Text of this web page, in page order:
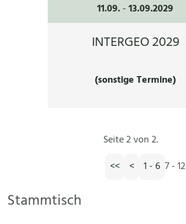
11.09.-13.09.2029
INTERGEO 2029
(sonstige Termine)
Seite 2 von 2.
<<
< 1 - 6 7 - 12
Stammtisch